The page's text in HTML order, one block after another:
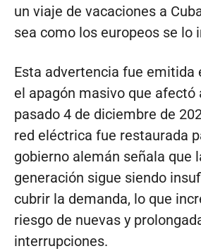
un viaje de vacaciones a
sea como los europeos se lo
Esta advertencia fue emitida
el apagón masivo que afectó
pasado 4 de diciembre de
red eléctrica fue restaurada
gobierno alemán señala que
generación sigue siendo
cubrir la demanda, lo que
riesgo de nuevas y
interrupciones.